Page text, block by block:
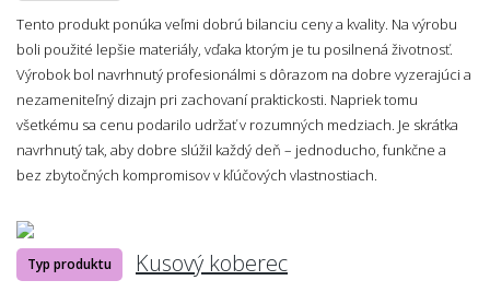
Tento produkt ponúka veľmi dobrú bilanciu ceny a kvality. Na výrobu
boli použité lepšie materiály, vďaka ktorým je tu posilnená životnosť.
Výrobok bol navrhnutý profesionálmi s dôrazom na dobre vyzerajúci a
nezameniteľný dizajn pri zachovaní praktickosti. Napriek tomu
všetkému sa cenu podarilo udržať v rozumných medziach. Je skrátka
navrhnutý tak, aby dobre slúžil každý deň – jednoducho, funkčne a
bez zbytočných kompromisov v kľúčových vlastnostiach.
Typ produktu Kusový koberec